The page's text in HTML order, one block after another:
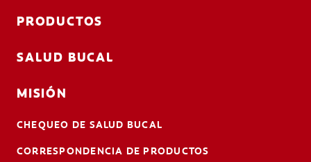
PRODUCTOS
SALUD BUCAL
MISIÓN
CHEQUEO DE SALUD BUCAL
CORRESPONDENCIA DE PRODUCTOS